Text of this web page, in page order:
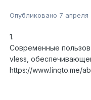
Опубликовано 7 апреля
1.
Современные
vless,
https://www.linqto.me/